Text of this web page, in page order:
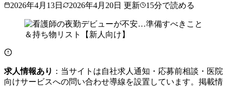
2026年4月13日 2026年4月20日 更新 15分で読める
求人情報あり ：当サイトは自社求人通知・応募前相談・医院
向けサービスへの問い合わせ導線を設置しています。掲載情